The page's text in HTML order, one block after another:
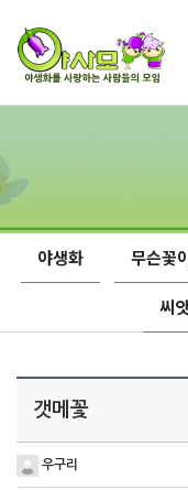
야생화 무슨꽃
씨
갯메꽃
우구리